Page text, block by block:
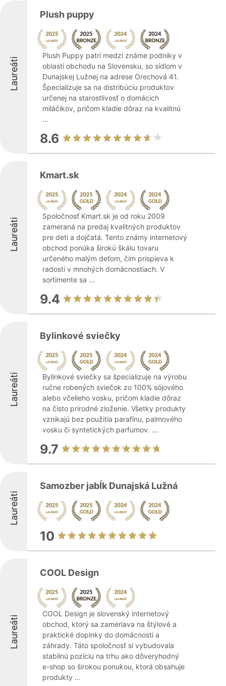
Laureáti
Plush puppy
Plush Puppy patrí medzi známe podniky v
oblasti obchodu na Slovensku, so sídlom v
Dunajskej Lužnej na adrese Orechová 41.
Špecializuje sa na distribúciu produktov
určenej na starostlivosť o domácich
miláčikov, pričom kladie dôraz na kvalitnú
...
8.6
Laureáti
Kmart.sk
Spoločnosť Kmart.sk je od roku 2009
zameraná na predaj kvalitných produktov
pre deti a dojčatá. Tento známy internetový
obchod ponúka širokú škálu tovaru
určeného malým deťom, čím prispieva k
radosti v mnohých domácnostiach. V
sortimente sa ...
9.4
Laureáti
Bylinkové sviečky
Bylinkové sviečky sa špecializuje na výrobu
ručne robených sviečok zo 100% sójového
alebo včelieho vosku, pričom kladie dôraz
na čisto prírodné zloženie. Všetky produkty
vznikajú bez použitia parafínu, palmového
vosku či syntetických parfumov. ...
9.7
Laureáti
Samozber jabĺk Dunajská Lužná
10
Laureáti
COOL Design
COOL Design je slovenský internetový
obchod, ktorý sa zameriava na štýlové a
praktické doplnky do domácnosti a
záhrady. Táto spoločnosť si vybudovala
stabilnú pozíciu na trhu ako dôveryhodný
e-shop so širokou ponukou, ktorá obsahuje
produkty ...